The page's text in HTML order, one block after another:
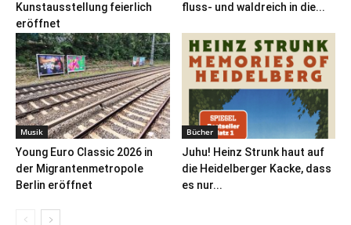
Kunstausstellung feierlich
eröffnet
fluss- und waldreich in die...
Musik
Young Euro Classic 2026 in
der Migrantenmetropole
Berlin eröffnet
Bücher
Juhu! Heinz Strunk haut auf
die Heidelberger Kacke, dass
es nur...